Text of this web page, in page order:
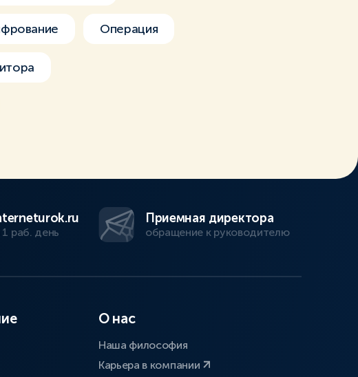
Операция
раб. день
Приемная директора
обращение к руководителю
О нас
Наша философия
Карьера в компании